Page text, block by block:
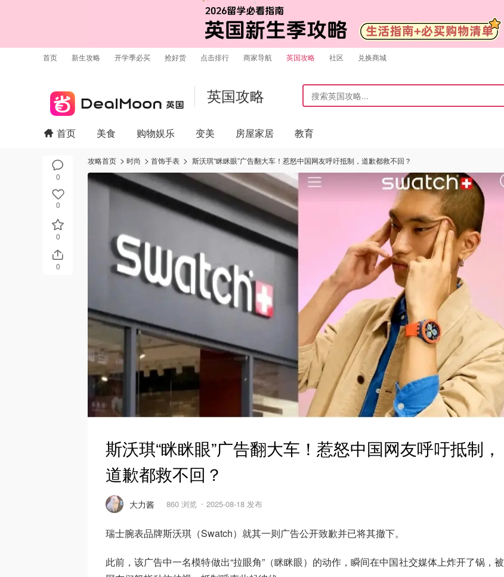
首页 新生攻略 开学季必买 抢好货 点击排行 商家导航 英国攻略 社区 兑换商城
英国攻略
0
0
0
0
首页 美食 购物娱乐 变美 房屋家居 教育
攻略首页 时尚 首饰手表 斯沃琪“眯眯眼”广告翻大车！惹怒中国网友呼吁抵制，道歉都救不回？
斯沃琪“眯眯眼”广告翻大车！惹怒中国网友呼吁抵制，
道歉都救不回？
大力酱 860 浏览 2025-08-18 发布
瑞士腕表品牌斯沃琪（Swatch）就其一则广告公开致歉并已将其撤下。
此前，该广告中一名模特做出“拉眼角”（眯眯眼）的动作，瞬间在中国社交媒体上炸开了锅，被